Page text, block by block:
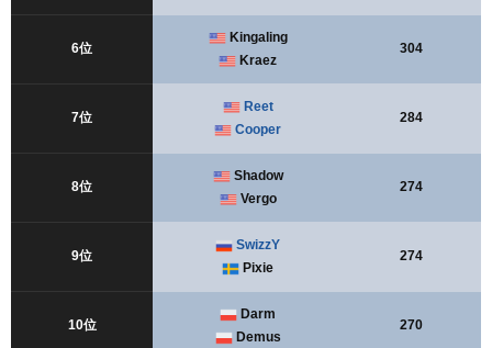
6位
Kingaling
Kraez
304
7位
Reet
Cooper
284
8位
Shadow
Vergo
274
9位
SwizzY
Pixie
274
10位
Darm
Demus
270